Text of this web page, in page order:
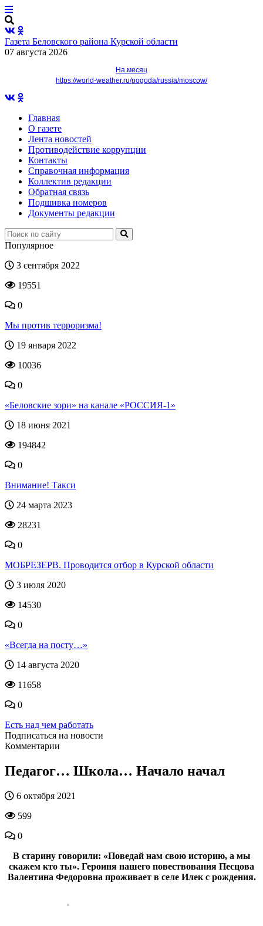
Газета Беловского района Курской области
07 августа 2026
На месяц
https://world-weather.ru/pogoda/russia/moscow/
Главная
О газете
Лента новостей
Противодействие коррупции
Контакты
Справочная информация
Коллектив редакции
Обратная связь
Подшивка номеров
Документы редакции
Популярное
3 сентября 2022
19551
0
Мы против терроризма!
19 января 2022
10036
0
«Беловские зори» на канале «РОССИЯ-1»
18 июня 2021
194842
0
Внимание! Такси
24 марта 2023
28231
0
МОБРЕЗЕРВ. Проводится отбор в Курской области
3 июля 2020
14530
0
«Всегда на посту…»
14 августа 2020
11658
0
Есть над чем работать
Подписаться на новости
Комментарии
Педагог… Школа… Начало начал
6 октября 2021
599
0
В старину говорили: «Поведай нам свою историю, а мы
скажем кто ты». Героиня нашего повествования Песцова
Валентина Федоровна проживает в селе Илек с рождения.